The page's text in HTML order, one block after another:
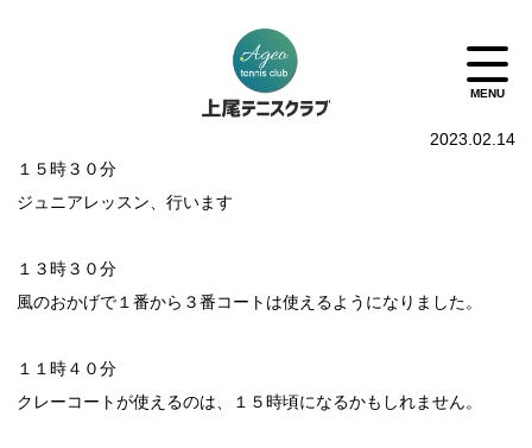
2023.02.14
１５時３０分
ジュニアレッスン、行います
１３時３０分
風のおかげで１番から３番コートは使えるようになりました。
１１時４０分
クレーコートが使えるのは、１５時頃になるかもしれません。